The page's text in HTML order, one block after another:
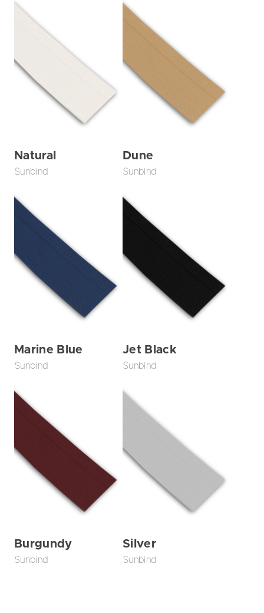
Natural
Sunbind
Dune
Sunbind
Marine Blue
Sunbind
Jet Black
Sunbind
Burgundy
Sunbind
Silver
Sunbind